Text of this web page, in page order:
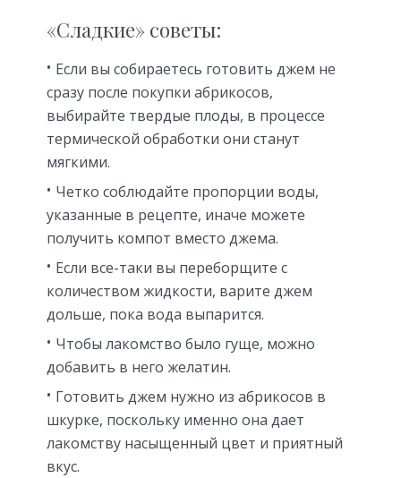
«Сладкие» советы:
Если вы собираетесь готовить джем не
сразу после покупки абрикосов,
выбирайте твердые плоды, в процессе
термической обработки они станут
мягкими.
Четко соблюдайте пропорции воды,
указанные в рецепте, иначе можете
получить компот вместо джема.
Если все-таки вы переборщите с
количеством жидкости, варите джем
дольше, пока вода выпарится.
Чтобы лакомство было гуще, можно
добавить в него желатин.
Готовить джем нужно из абрикосов в
шкурке, поскольку именно она дает
лакомству насыщенный цвет и приятный
вкус.